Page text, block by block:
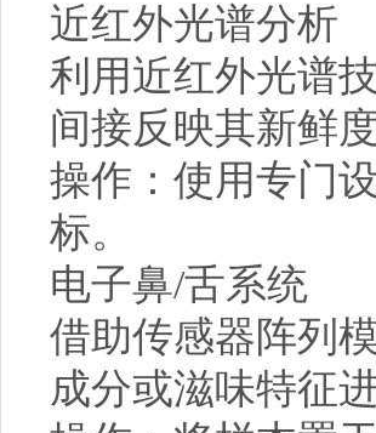
近红外光谱分析
利用近红外光谱
间接反映其新鲜度
操作：使用专门
标。
电子鼻/舌系统
借助传感器阵列
成分或滋味特征